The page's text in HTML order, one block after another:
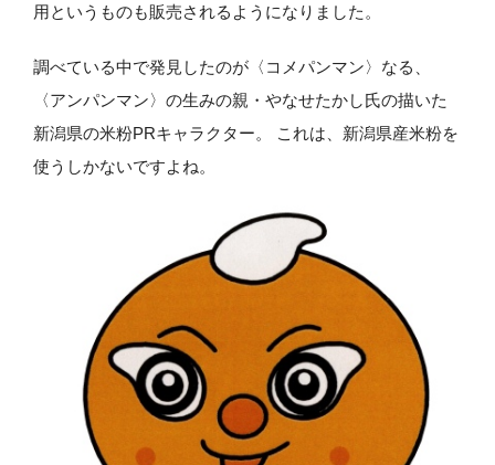
用というものも販売されるようになりました。
調べている中で発見したのが〈コメパンマン〉なる、
〈アンパンマン〉の生みの親・やなせたかし氏の描いた
新潟県の米粉PRキャラクター。 これは、新潟県産米粉を
使うしかないですよね。